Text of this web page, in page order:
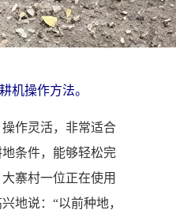
机操作方法。
作灵活，非常适合
条件，能够轻松完
寨村一位正在使用
地说：“以前种地，